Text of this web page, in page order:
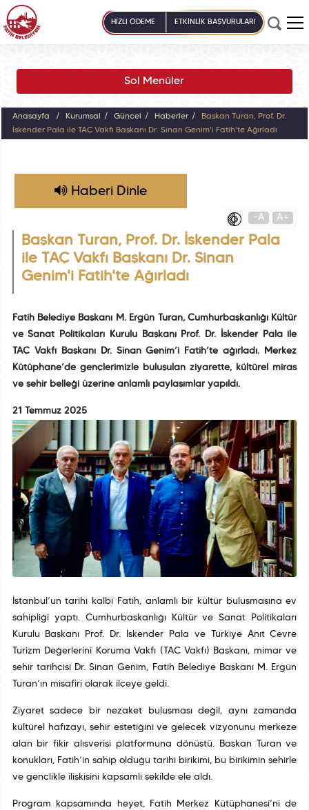
HIZLI ÖDEME ETKİNLİK BAŞVURULARI
Sol Menüler
Anasayfa Kurumsal Güncel Haberler
Başkan Turan, Prof. Dr.
İskender Pala ile TAÇ Vakfı Başkanı Dr. Sinan Genim'i Fatih'te Ağırladı
Haberi Dinle
-A A+
Başkan Turan, Prof. Dr. İskender Pala
ile TAÇ Vakfı Başkanı Dr. Sinan
Genim'i Fatih'te Ağırladı
Fatih Belediye Başkanı M. Ergün Turan, Cumhurbaşkanlığı Kültür
ve Sanat Politikaları Kurulu Başkanı Prof. Dr. İskender Pala ile
TAÇ Vakfı Başkanı Dr. Sinan Genim’i Fatih’te ağırladı. Merkez
Kütüphane’de gençlerimizle buluşulan ziyarette, kültürel miras
ve şehir belleği üzerine anlamlı paylaşımlar yapıldı.
21 Temmuz 2025
İstanbul’un tarihî kalbi Fatih, anlamlı bir kültür buluşmasına ev
sahipliği yaptı. Cumhurbaşkanlığı Kültür ve Sanat Politikaları
Kurulu Başkanı Prof. Dr. İskender Pala ve Türkiye Anıt Çevre
Turizm Değerlerini Koruma Vakfı (TAÇ Vakfı) Başkanı, mimar ve
şehir tarihçisi Dr. Sinan Genim, Fatih Belediye Başkanı M. Ergün
Turan’ın misafiri olarak ilçeye geldi.
Ziyaret sadece bir nezaket buluşması değil, aynı zamanda
kültürel hafızayı, şehir estetiğini ve gelecek vizyonunu merkeze
alan bir fikir alışverişi platformuna dönüştü. Başkan Turan ve
konukları, Fatih’in sahip olduğu tarihî birikimi, bu birikimin şehirle
ve gençlikle ilişkisini kapsamlı şekilde ele aldı.
Program kapsamında heyet, Fatih Merkez Kütüphanesi’ni de